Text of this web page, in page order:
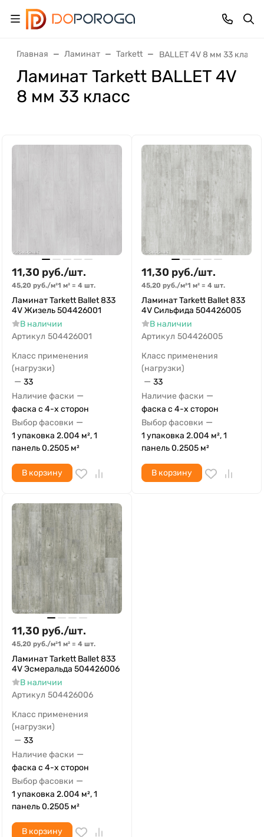
Главная Ламинат Tarkett BALLET 4V 8 мм 33 класс
Ламинат Tarkett BALLET 4V
8 мм 33 класс
11,30 руб./шт.
45,20 руб./м²1 м² = 4 шт.
Ламинат Tarkett Ballet 833
4V Жизель 504426001
В наличии
Артикул 504426001
Класс применения
(нагрузки)
— 33
Наличие фаски —
фаска с 4-х сторон
Выбор фасовки —
1 упаковка 2.004 м², 1
панель 0.2505 м²
В корзину
11,30 руб./шт.
45,20 руб./м²1 м² = 4 шт.
Ламинат Tarkett Ballet 833
4V Сильфида 504426005
В наличии
Артикул 504426005
Класс применения
(нагрузки)
— 33
Наличие фаски —
фаска с 4-х сторон
Выбор фасовки —
1 упаковка 2.004 м², 1
панель 0.2505 м²
В корзину
11,30 руб./шт.
45,20 руб./м²1 м² = 4 шт.
Ламинат Tarkett Ballet 833
4V Эсмеральда 504426006
В наличии
Артикул 504426006
Класс применения
(нагрузки)
— 33
Наличие фаски —
фаска с 4-х сторон
Выбор фасовки —
1 упаковка 2.004 м², 1
панель 0.2505 м²
В корзину